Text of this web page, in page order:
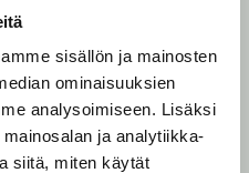
sisällön ja mainosten
ominaisuuksien
analysoimiseen. Lisäksi
ja analytiikka-
siitä, miten käytät
Marraskuu 2026